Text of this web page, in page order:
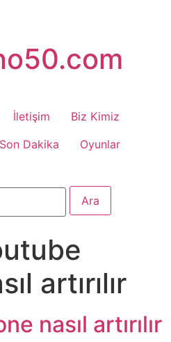
İletişim
Biz Kimiz
Son Dakika
Oyunlar
artırılır
nasıl artırılır